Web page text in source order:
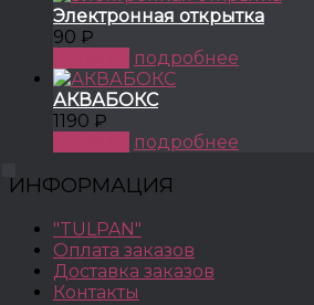
Электронная открытка
90 ₽
подробнее
АКВАБОКС
1190 ₽
подробнее
ИНФОРМАЦИЯ
"TULPAN"
Оплата заказов
Доставка заказов
Контакты